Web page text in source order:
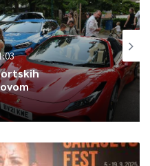
veže se za duel s Bosnom i
nastupio.
iz sjene” o kojem se
se s ozbiljnim
meča, što bi moglo